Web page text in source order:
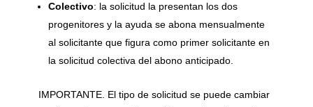
Colectivo: la solicitud la presentan los dos
progenitores y la ayuda se abona mensualmente
al solicitante que figura como primer solicitante en
la solicitud colectiva del abono anticipado.
IMPORTANTE. El tipo de solicitud se puede cambiar